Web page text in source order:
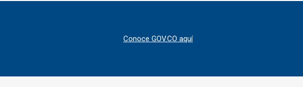
Conoce GOV.CO aquí